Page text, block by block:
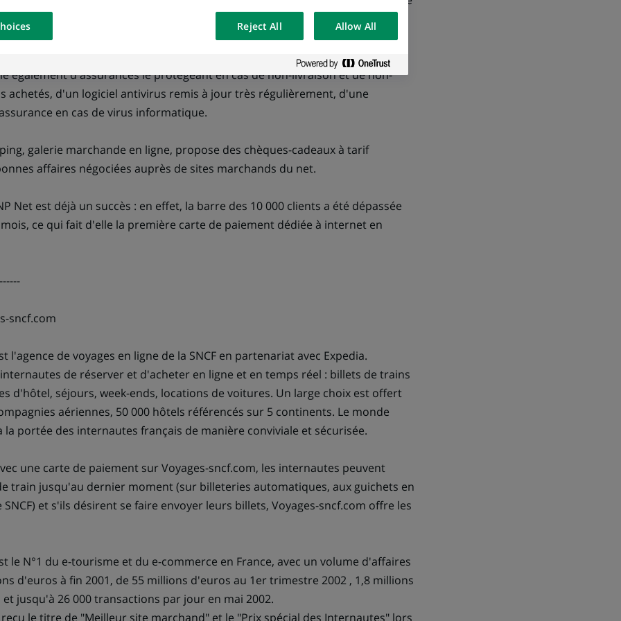
obtenir le remboursement sous 48 heures.
également d'assurances le protégeant en cas de non-livraison et de non-
achetés, d'un logiciel antivirus remis à jour très régulièrement, d'une
en cas de virus informatique.
galerie marchande en ligne, propose des chèques-cadeaux à tarif
affaires négociées auprès de sites marchands du net.
Net est déjà un succès : en effet, la barre des 10 000 clients a été dépassée
ce qui fait d'elle la première carte de paiement dédiée à internet en
sncf.com
l'agence de voyages en ligne de la SNCF en partenariat avec Expedia.
de réserver et d'acheter en ligne et en temps réel : billets de trains
d'hôtel, séjours, week-ends, locations de voitures. Un large choix est offert
aériennes, 50 000 hôtels référencés sur 5 continents. Le monde
la portée des internautes français de manière conviviale et sécurisée.
une carte de paiement sur Voyages-sncf.com, les internautes peuvent
train jusqu'au dernier moment (sur billeteries automatiques, aux guichets en
et s'ils désirent se faire envoyer leurs billets, Voyages-sncf.com offre les
le N°1 du e-tourisme et du e-commerce en France, avec un volume d'affaires
d'euros à fin 2001, de 55 millions d'euros au 1er trimestre 2002 , 1,8 millions
jusqu'à 26 000 transactions par jour en mai 2002.
le titre de "Meilleur site marchand" et le "Prix spécial des Internautes" lors
website
on a
Reject All Allow All